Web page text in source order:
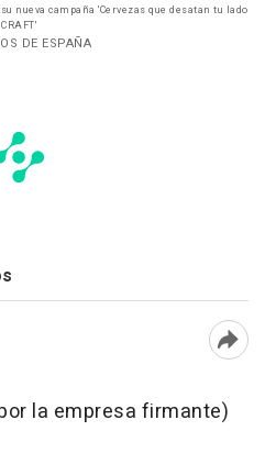
nueva campaña 'Cervezas que desatan tu lado
CRAFT'
DE ESPAÑA
la empresa firmante)